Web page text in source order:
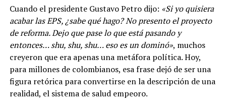
Cuando el presidente Gustavo Petro dijo: «Si yo quisiera
acabar las EPS, ¿sabe qué hago? No presento el proyecto
de reforma. Dejo que pase lo que está pasando y
entonces… shu, shu, shu… eso es un dominó», muchos
creyeron que era apenas una metáfora política. Hoy,
para millones de colombianos, esa frase dejó de ser una
figura retórica para convertirse en la descripción de una
realidad, el sistema de salud empeoro.